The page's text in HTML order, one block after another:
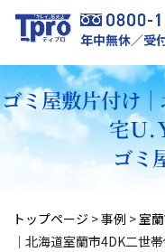
年中無休／受
ゴミ屋敷片付け
宅Ｕ.
ゴミ
トップページ >事例 >室
｜北海道室蘭市4DK二世